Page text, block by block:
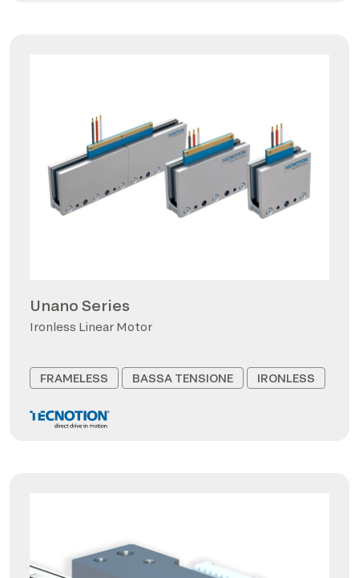
Unano Series
Ironless Linear Motor
FRAMELESS BASSA TENSIONE IRONLESS